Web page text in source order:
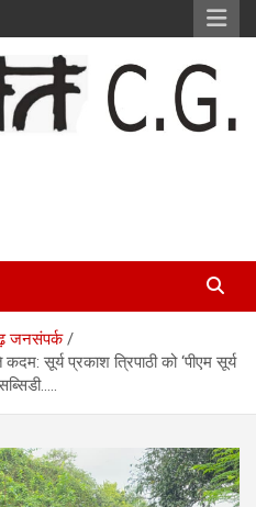
जनसंपर्क
सूर्य प्रकाश त्रिपाठी को ‘पीएम सूर्य